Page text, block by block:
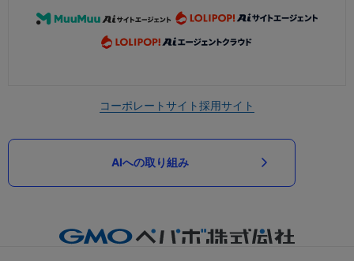
コーポレートサイト採用サイト
AIへの取り組み